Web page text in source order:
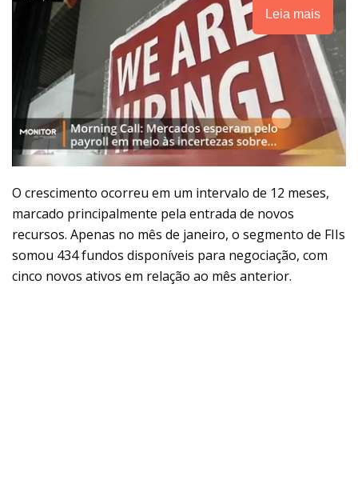
Leia mais
O crescimento ocorreu em um intervalo de 12 meses,
marcado principalmente pela entrada de novos
recursos. Apenas no mês de janeiro, o segmento de FIIs
somou 434 fundos disponíveis para negociação, com
cinco novos ativos em relação ao mês anterior.